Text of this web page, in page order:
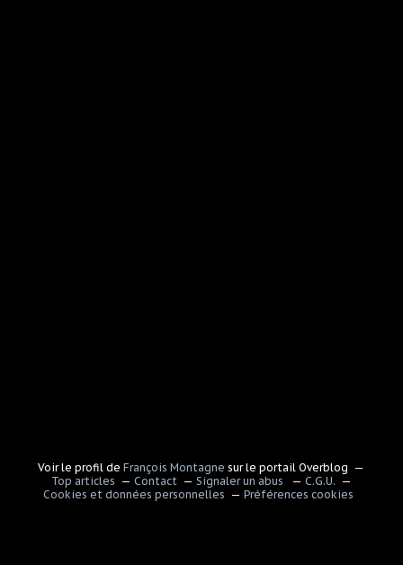
Voir le profil deFrançois Montagne sur le portail Overblog
Top articles
Contact Signaler un abus
C.G.U.
Cookies et données personnelles
Préférences cookies